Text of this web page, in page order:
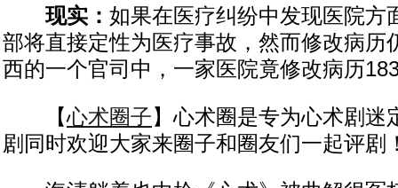
现实： 如果在医疗纠纷中发现医院方
部将直接定性为医疗事故，然而修改病历
西的一个官司中，一家医院竟修改病历
【心术圈子】心术圈是专为心术剧迷
剧同时欢迎大家来圈子和圈友们一起评剧